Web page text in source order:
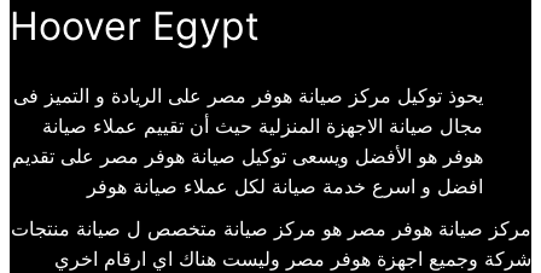
Hoover Egypt
يحوذ توكيل مركز صيانة هوفر مصر على الريادة و التميز فى
مجال صيانة الاجهزة المنزلية حيث أن تقييم عملاء صيانة
هوفر هو الأفضل ويسعى توكيل صيانة هوفر مصر على تقديم
افضل و اسرع خدمة صيانة لكل عملاء صيانة هوفر
مركز صيانة هوفر مصر هو مركز صيانة متخصص ل صيانة منتجات
شركة وجميع اجهزة هوفر مصر وليست هناك اي ارقام اخري